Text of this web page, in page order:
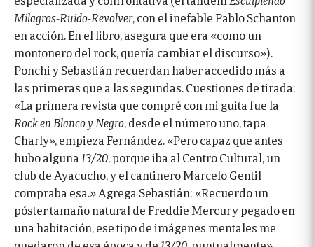
Milagros-Ruido-Revolver, con el inefable Pablo Schanton
en acción. En el libro, asegura que era «como un
montonero del rock, quería cambiar el discurso»).
Ponchi y Sebastián recuerdan haber accedido más a
las primeras que a las segundas. Cuestiones de tirada:
«La primera revista que compré con mi guita fue la
Rock en Blanco y Negro , desde el número uno, tapa
Charly», empieza Fernández. «Pero capaz que antes
hubo alguna 13/20 , porque iba al Centro Cultural, un
club de Ayacucho, y el cantinero Marcelo Gentil
compraba esa.» Agrega Sebastián: «Recuerdo un
póster tamaño natural de Freddie Mercury pegado en
una habitación, ese tipo de imágenes mentales me